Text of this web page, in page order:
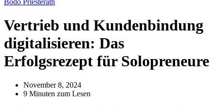
Bodo Priesterath
Vertrieb und Kundenbindung
digitalisieren: Das
Erfolgsrezept für Solopreneure
November 8, 2024
9 Minuten zum Lesen